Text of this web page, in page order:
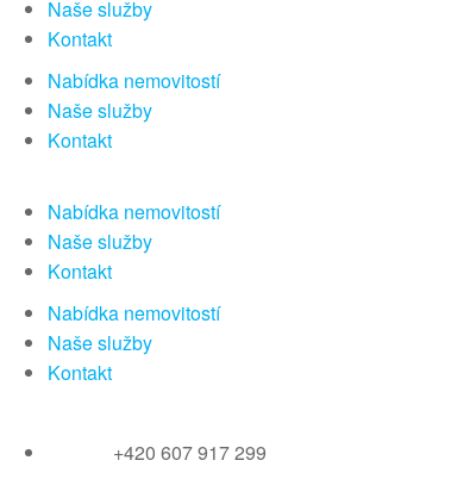
Naše služby
Kontakt
Nabídka nemovitostí
Naše služby
Kontakt
Nabídka nemovitostí
Naše služby
Kontakt
Nabídka nemovitostí
Naše služby
Kontakt
+420 607 917 299